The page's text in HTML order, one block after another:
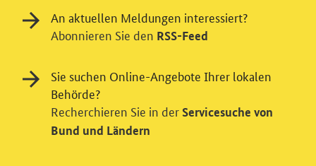
Einwilligung in Tracking und / oder
Videodienst
Wir bitten Sie an dieser Stelle um Ihre Einwilligung für
verschiedene Zusatzdienste unserer Webseite: Wir
An aktuellen Meldungen interessiert?
Abonnieren Sie den RSS-Feed
Sie suchen Online-Angebote Ihrer lokalen
Behörde?
Recherchieren Sie in der Servicesuche von
Bund und Ländern